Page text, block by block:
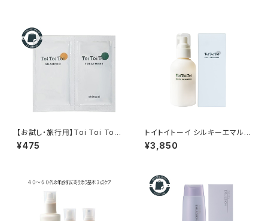
【お試し・旅行用】Toi Toi Toi
シャンプー10ml＆トリートメント
10mlセット｜しっとり・さらさら
¥475
トイトイトーイ シルキーエマル
ジョン 150mL｜熱を味方にツ
ヤと指通りを整える洗い流さな
¥3,850